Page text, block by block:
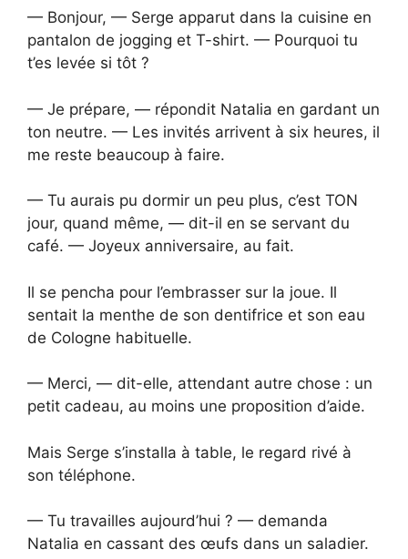
— Bonjour, — Serge apparut dans la cuisine en
pantalon de jogging et T-shirt. — Pourquoi tu
t’es levée si tôt ?
— Je prépare, — répondit Natalia en gardant un
ton neutre. — Les invités arrivent à six heures, il
me reste beaucoup à faire.
— Tu aurais pu dormir un peu plus, c’est TON
jour, quand même, — dit-il en se servant du
café. — Joyeux anniversaire, au fait.
Il se pencha pour l’embrasser sur la joue. Il
sentait la menthe de son dentifrice et son eau
de Cologne habituelle.
— Merci, — dit-elle, attendant autre chose : un
petit cadeau, au moins une proposition d’aide.
Mais Serge s’installa à table, le regard rivé à
son téléphone.
— Tu travailles aujourd’hui ? — demanda
Natalia en cassant des œufs dans un saladier.